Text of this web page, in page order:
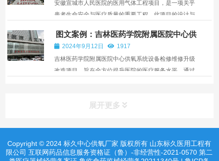
设计与...
安徽宣城市人民医院的医用气体工程项目，是一项关乎
患者生命安全与医疗质量的重要工程。此项目的设计与
高效、安全的医用气体供应系统。通过先进的技术手段
与科学的管理理念，确保为医生与患者提供稳定的氧
气、氮气...
图文案例：吉林医药学院附属医院中心供
氧系统设备检修维修升级改造
2024年9月12日
1917
吉林医药学院附属医院中心供氧系统设备检修维修升级
改造项目，旨在全方位提升医院的医疗服务水平。通过
最新的技术和设备，还注重优化系统运行效率，确保供
展开更多
产品分类 product
Copyright © 2024 标久中心供氧厂家 版权所有 山东标久医用工程有
限公司 互联网药品信息服务资格证（鲁）-非经营性-2021-0570 第二